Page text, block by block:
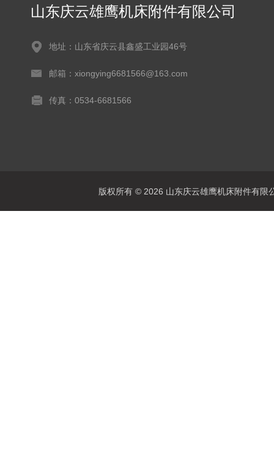
山东庆云雄鹰机床附件有限公司
地址：山东省庆云县鑫盛工业园46号
邮箱：xiongying6681566@163.com
传真：0534-6681566
版权所有 © 2026 山东庆云雄鹰机床附件有